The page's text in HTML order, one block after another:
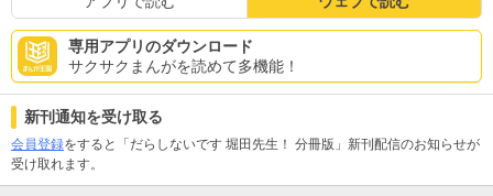
専用アプリのダウンロード
サクサクまんがを読めて多機能！
新刊通知を受け取る
会員登録をすると「だらしないです 堀田先生！ 分冊版」新刊配信のお知らせが
受け取れます。